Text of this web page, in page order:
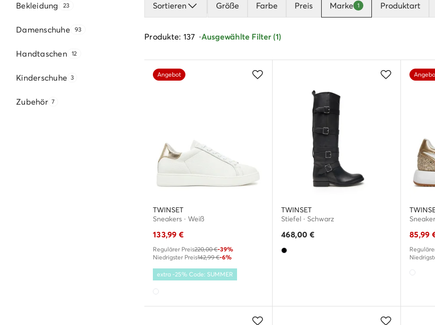
Bekleidung 23
Damenschuhe 93
Handtaschen 12
Kinderschuhe 3
Zubehör 7
Sortieren Größe Farbe Preis Marke 1 Produktart
Produkte: 137 Ausgewählte Filter (1)
Angebot
TWINSET
Sneakers · Weiß
133,99 €
Regulärer Preis220,00 €-39%
Niedrigster Preis142,99 €-6%
extra -25% Code: SUMMER
TWINSET
Stiefel · Schwarz
468,00 € 85,99